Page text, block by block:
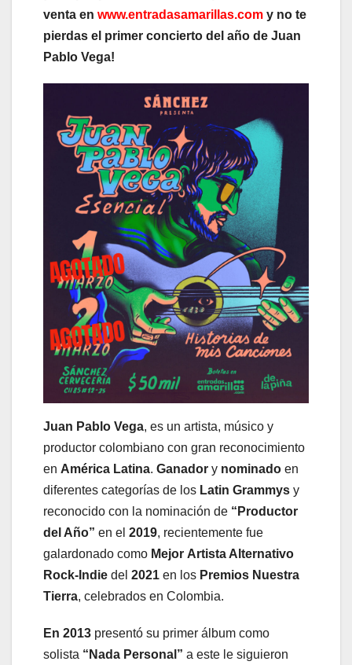
venta en www.entradasamarillas.com y no te
pierdas el primer concierto del año de Juan
Pablo Vega!
Juan Pablo Vega, es un artista, músico y
productor colombiano con gran reconocimiento
en América Latina. Ganador y nominado en
diferentes categorías de los Latin Grammys y
reconocido con la nominación de “Productor
del Año” en el 2019, recientemente fue
galardonado como Mejor Artista Alternativo
Rock-Indie del 2021 en los Premios Nuestra
Tierra, celebrados en Colombia.
En 2013 presentó su primer álbum como
solista “Nada Personal” a este le siguieron